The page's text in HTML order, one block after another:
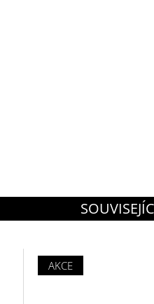
AKCE